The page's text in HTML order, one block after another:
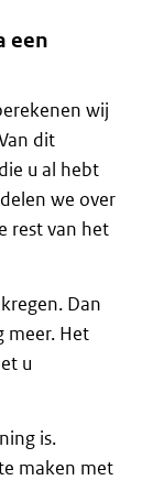
een
wij
dit
u al hebt
we over
rest van het
Dan
meer. Het
u
is.
maken met